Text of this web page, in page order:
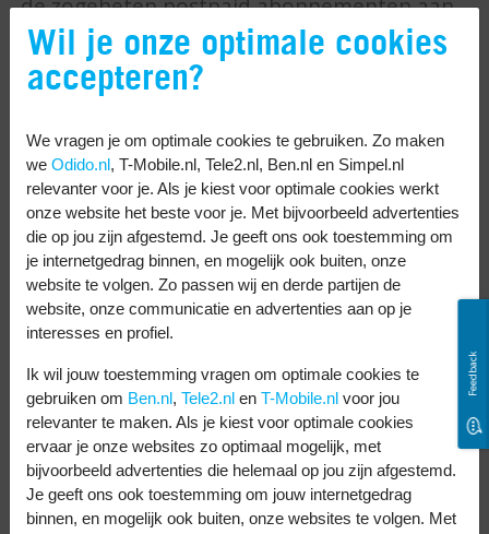
de zogeheten postpaid abonnementen aan
op het netwerk van T-Mobile. Een postpaid
abonnement is een abonnement waarin
telefoonkosten betalen. Na het succes van
de postpaid abonnementen stopt Ben in
2013 met prepaid. Maar start al snel als een
van de eerste providers met maandelijks
opzegbare abonnementen, zodat klanten
het gevoel van prepaid altijd zullen
behouden.
Best geteste netwerk
sinds 2016
Als kleine broertje van T-Mobile, gebruikt
Feedback
Wil je onze optimale cookies
accepteren?
We vragen je om optimale cookies te gebruiken. Zo maken
we Odido.nl, T-Mobile.nl, Tele2.nl, Ben.nl en Simpel.nl
relevanter voor je. Als je kiest voor optimale cookies werkt
onze website het beste voor je. Met bijvoorbeeld advertenties
die op jou zijn afgestemd. Je geeft ons ook toestemming om
je internetgedrag binnen, en mogelijk ook buiten, onze
website te volgen. Zo passen wij en derde partijen de
website, onze communicatie en advertenties aan op je
interesses en profiel.
Ik wil jouw toestemming vragen om optimale cookies te
gebruiken om Ben.nl, Tele2.nl en T-Mobile.nl voor jou
relevanter te maken. Als je kiest voor optimale cookies
ervaar je onze websites zo optimaal mogelijk, met
bijvoorbeeld advertenties die helemaal op jou zijn afgestemd.
Je geeft ons ook toestemming om jouw internetgedrag
binnen, en mogelijk ook buiten, onze websites te volgen. Met